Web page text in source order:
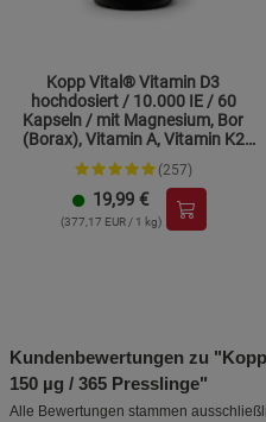
Kopp Vital® Vitamin D3
hochdosiert / 10.000 IE / 60
Kapseln / mit Magnesium, Bor
(Borax), Vitamin A, Vitamin K2
und Zink
(257)
19,99 €
(377,17 EUR / 1 kg)
Kundenbewertungen zu
150 µg / 365 Presslinge"
Alle Bewertungen stammen